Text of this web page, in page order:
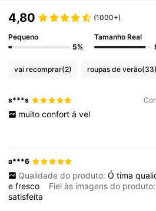
4,80 (1000+)
Pequeno
5%
Tamanho Real
vai recomprar(2) roupas de verão(33)
s***s
muito confort á vel
a***6
Qualidade do produto: Ó tima
efresco Fiel às imagens do produto:
satisfeita